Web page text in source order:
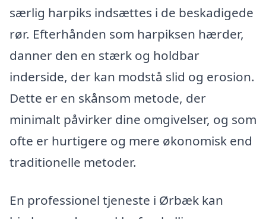
særlig harpiks indsættes i de beskadigede
rør. Efterhånden som harpiksen hærder,
danner den en stærk og holdbar
inderside, der kan modstå slid og erosion.
Dette er en skånsom metode, der
minimalt påvirker dine omgivelser, og som
ofte er hurtigere og mere økonomisk end
traditionelle metoder.
En professionel tjeneste i Ørbæk kan